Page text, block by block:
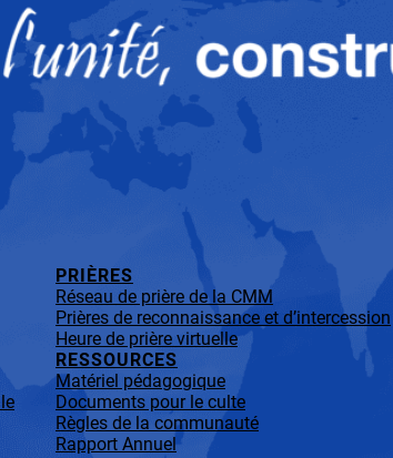
PRIÈRES
Réseau de prière de la CMM
Prières de reconnaissance et d’intercession
Heure de prière virtuelle
RESSOURCES
Matériel pédagogique
Documents pour le culte
Règles de la communauté
Rapport Annuel